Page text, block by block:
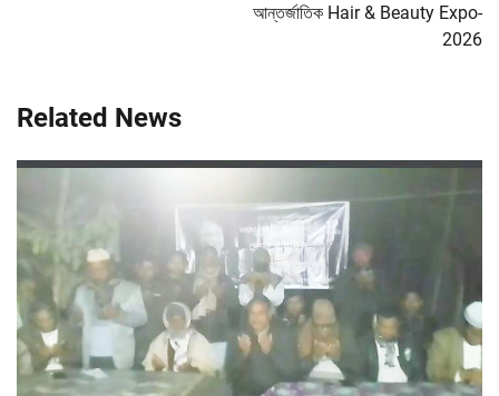
আন্তর্জাতিক Hair & Beauty Expo-
2026
Related News